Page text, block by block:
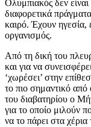
Ολυμπιακός δεν
διαφορετικά
καιρό. Έχουν ηγεσία,
οργανισμός.
Από τη δική του
και για να
‘χωρέσει’ στην
το πιο σημαντικό
του διαβατηρίου ο
για το οποίο μιλούν
να το πάρει στα